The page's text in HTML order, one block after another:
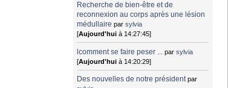
Recherche de bien-être et de
reconnexion au corps après une lésion
médullaire parsylvia
[Aujourd'hui à 14:27:45]
lcomment se faire peser ... parsylvia
[Aujourd'hui à 14:20:29]
Des nouvelles de notre président par